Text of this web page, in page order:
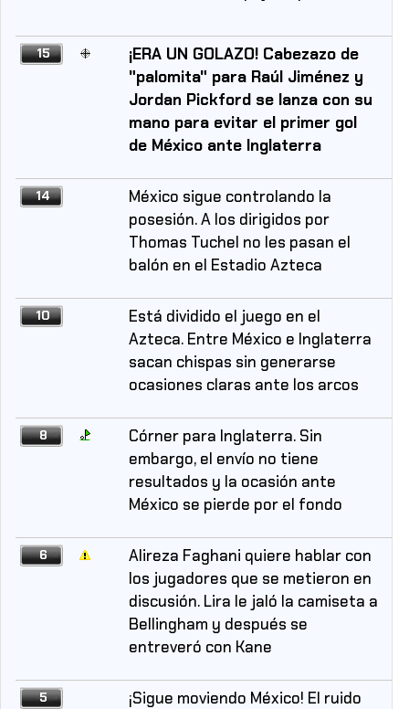
15
¡ERA UN GOLAZO! Cabezazo de
"palomita" para Raúl Jiménez y
Jordan Pickford se lanza con su
mano para evitar el primer gol
de México ante Inglaterra
14
México sigue controlando la
posesión. A los dirigidos por
Thomas Tuchel no les pasan el
balón en el Estadio Azteca
10
Está dividido el juego en el
Azteca. Entre México e Inglaterra
sacan chispas sin generarse
ocasiones claras ante los arcos
8
Córner para Inglaterra. Sin
embargo, el envío no tiene
resultados y la ocasión ante
México se pierde por el fondo
6
Alireza Faghani quiere hablar con
los jugadores que se metieron en
discusión. Lira le jaló la camiseta a
Bellingham y después se
entreveró con Kane
5
¡Sigue moviendo México! El ruido